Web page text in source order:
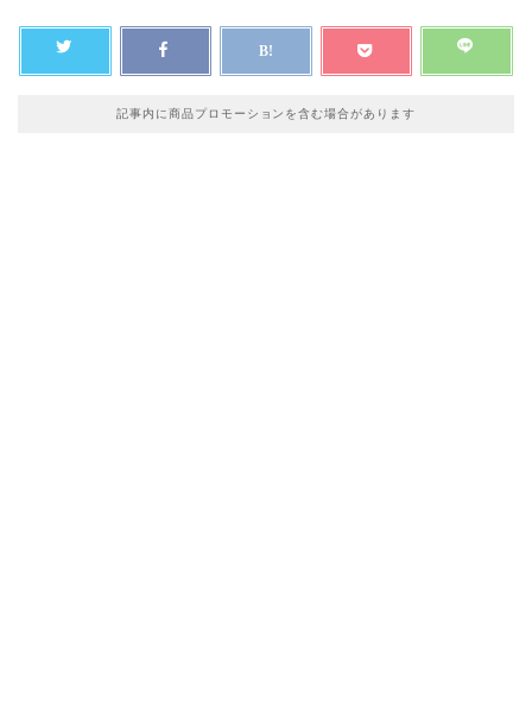
記事内に商品プロモーションを含む場合があります